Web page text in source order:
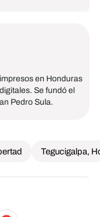
en Honduras
Se fundó el
Pedro Sula.
Tegucigalpa,